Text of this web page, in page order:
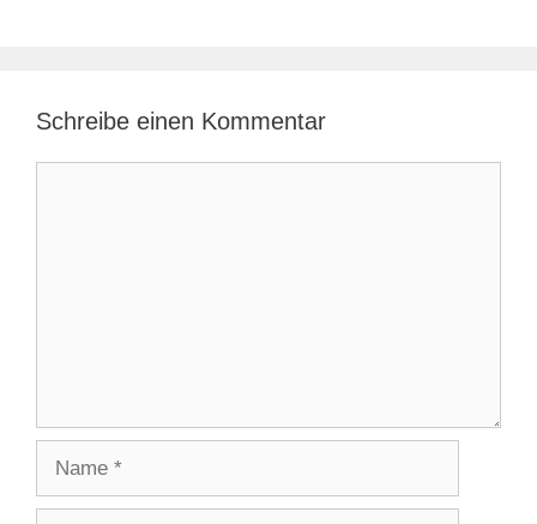
Schreibe einen Kommentar